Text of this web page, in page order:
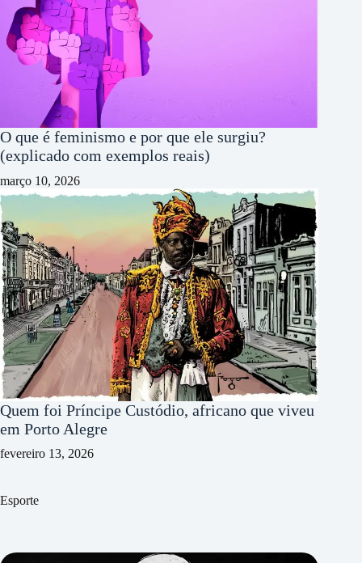
O que é feminismo e por que ele surgiu?
(explicado com exemplos reais)
março 10, 2026
Quem foi Príncipe Custódio, africano que viveu
em Porto Alegre
fevereiro 13, 2026
Esporte